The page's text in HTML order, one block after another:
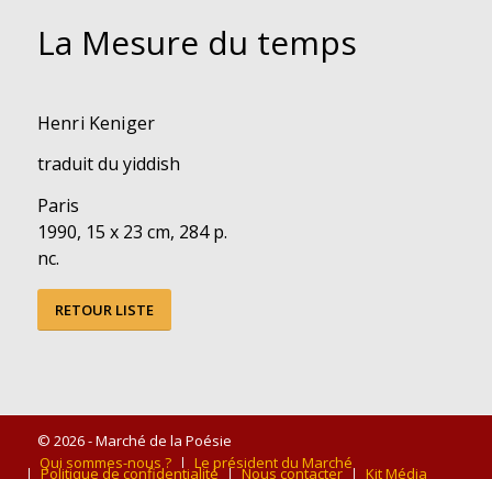
La Mesure du temps
Henri Keniger
traduit du yiddish
Paris
1990, 15 x 23 cm, 284 p.
nc.
RETOUR LISTE
© 2026 - Marché de la Poésie
Qui sommes-nous ?
Le président du Marché
Politique de confidentialité Nous contacter Kit Média